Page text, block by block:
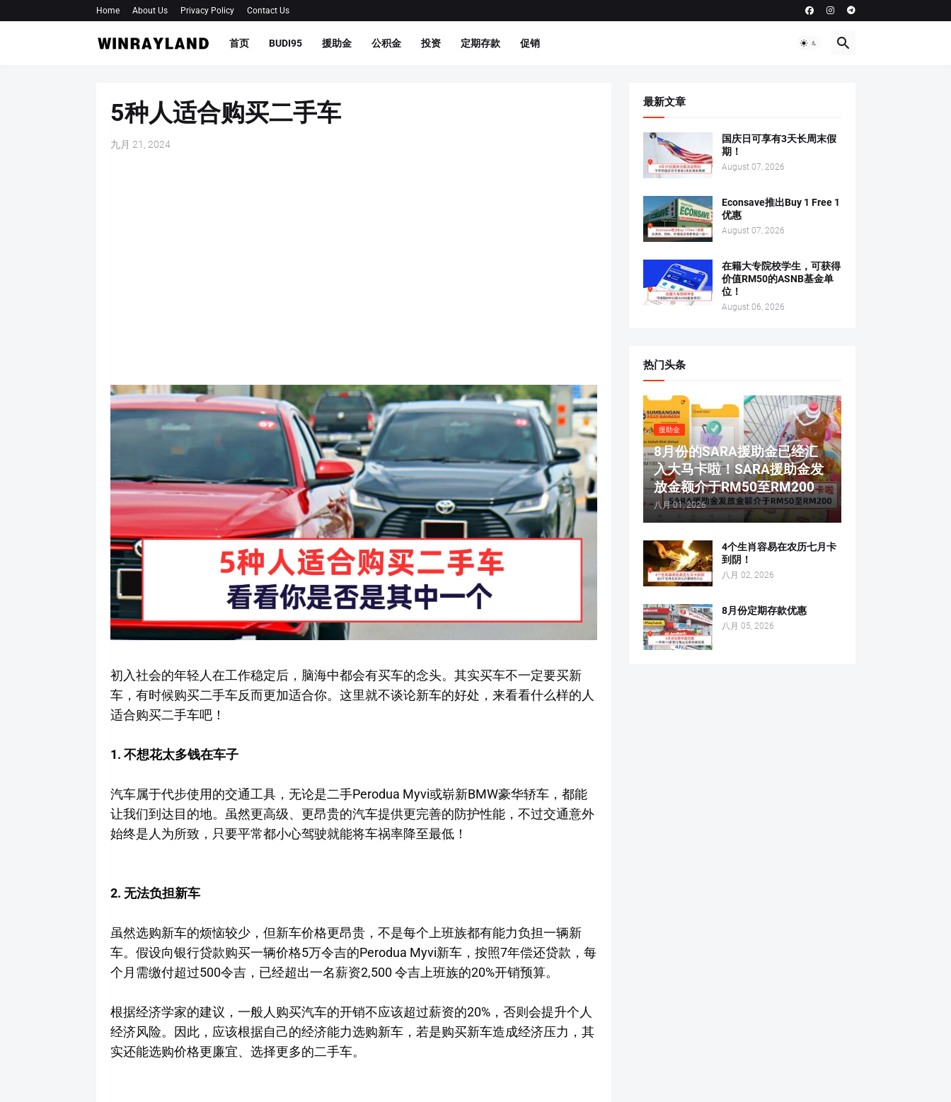
Home About Us Privacy Policy Contact Us
首页 BUDI95 援助金 公积金 投资 定期存款 促销
5种人适合购买二手车
九月 21, 2024
初入社会的年轻人在工作稳定后，脑海中都会有买车的念头。其实买车不一定要买新
车，有时候购买二手车反而更加适合你。这里就不谈论新车的好处，来看看什么样的人
适合购买二手车吧！
1. 不想花太多钱在车子 ­
汽车属于代步使用的交通工具，无论是二手Perodua Myvi或崭新BMW豪华轿车，都能
让我们到达目的地。虽然更高级、更昂贵的汽车提供更完善的防护性能，不过交通意外
始终是人为所致，只要平常都小心驾驶就能将车祸率降至最低！
2. 无法负担新车 ­
虽然选购新车的烦恼较少，但新车价格更昂贵，不是每个上班族都有能力负担一辆新
车。假设向银行贷款购买一辆价格5万令吉的Perodua Myvi新车，按照7年偿还贷款，每
个月需缴付超过500令吉，已经超出一名薪资2,500 令吉上班族的20%开销预算。
根据经济学家的建议，一般人购买汽车的开销不应该超过薪资的20%，否则会提升个人
经济风险。因此，应该根据自己的经济能力选购新车，若是购买新车造成经济压力，其
实还能选购价格更廉宜、选择更多的二手车。
最新文章
国庆日可享有3天长周末假
期！
August 07, 2026
Econsave推出Buy 1 Free 1
优惠
August 07, 2026
在籍大专院校学生，可获得
价值RM50的ASNB基金单
位！
August 06, 2026
热门头条
援助金
8月份的SARA援助金已经汇
入大马卡啦！SARA援助金发
放金额介于RM50至RM200
八月 01, 2026
4个生肖容易在农历七月卡
到阴！
八月 02, 2026
8月份定期存款优惠
八月 05, 2026